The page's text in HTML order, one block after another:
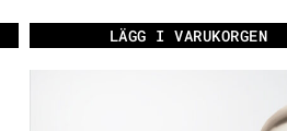
LÄGG I VARUKORGEN